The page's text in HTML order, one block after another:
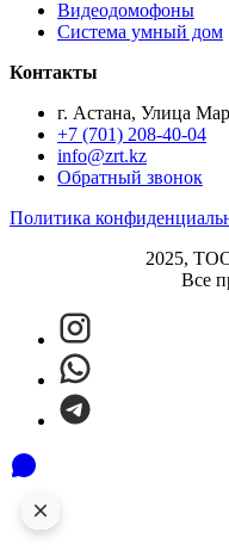
Видеодомофоны
Система умный дом
Контакты
г. Астана, Улица
+7 (701) 208-40-04
info@zrt.kz
Обратный звонок
Политика
2025,
Все